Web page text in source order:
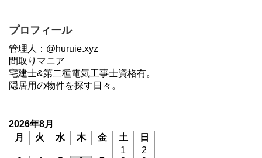
プロフィール
管理人：@huruie.xyz
間取りマニア
宅建士&第二種電気工事士資格有。
隠居用の物件を探す日々。
2026年8月
月
火 水 木 金 土
日
1
2